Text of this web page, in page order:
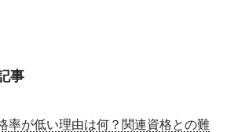
事
率が低い理由は何？関連資格との難